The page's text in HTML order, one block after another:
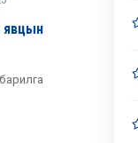
явцын